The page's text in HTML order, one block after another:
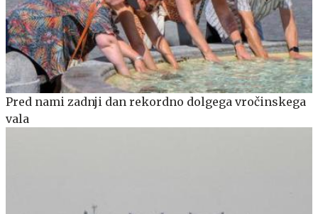
Pred nami zadnji dan rekordno dolgega vročinskega
vala